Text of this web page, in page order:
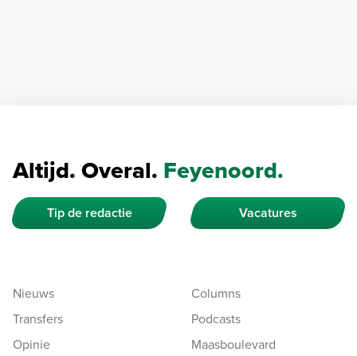
Altijd. Overal. Feyenoord.
Tip de redactie Vacatures
Nieuws
Transfers
Opinie
Columns
Podcasts
Maasboulevard